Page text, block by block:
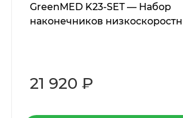
GreenMED K23-SET — Набор
наконечников
21 920 ₽